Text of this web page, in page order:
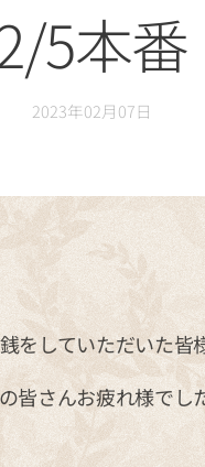
5本番
2023年02月07日
をしていただいた
皆さんお疲れ様で